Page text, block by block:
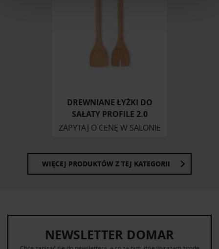
korzystasz z naszej witryny, udostępniamy partnerom
społecznościowym, reklamowym i analitycznym.
DREWNIANE ŁYŻKI DO
SAŁATY PROFILE 2.0
ZAPYTAJ O CENĘ W SALONIE
WIĘCEJ PRODUKTÓW Z TEJ KATEGORII
NEWSLETTER DOMAR